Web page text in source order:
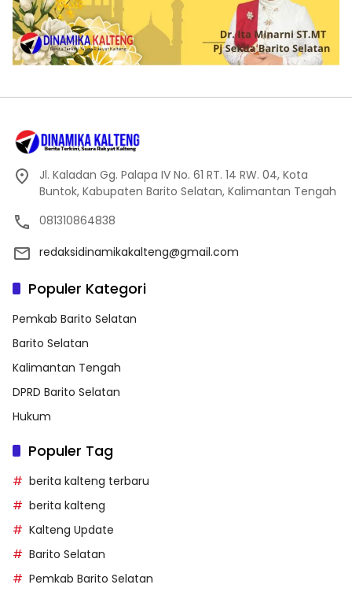
Jl. Kaladan Gg. Palapa IV No. 61 RT. 14 RW. 04, Kota
Buntok, Kabupaten Barito Selatan, Kalimantan Tengah
081310864838
redaksidinamikakalteng@gmail.com
Populer Kategori
Pemkab Barito Selatan
Barito Selatan
Kalimantan Tengah
DPRD Barito Selatan
Hukum
Populer Tag
berita kalteng terbaru
berita kalteng
Kalteng Update
Barito Selatan
Pemkab Barito Selatan